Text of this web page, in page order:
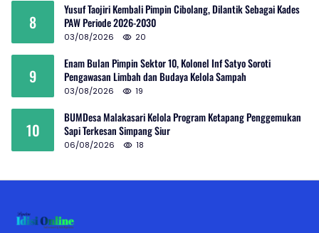
8
Yusuf Taojiri Kembali Pimpin Cibolang, Dilantik Sebagai Kades
PAW Periode 2026-2030
03/08/2026 20
9
Enam Bulan Pimpin Sektor 10, Kolonel Inf Satyo Soroti
Pengawasan Limbah dan Budaya Kelola Sampah
03/08/2026 19
10
BUMDesa Malakasari Kelola Program Ketapang Penggemukan
Sapi Terkesan Simpang Siur
06/08/2026 18